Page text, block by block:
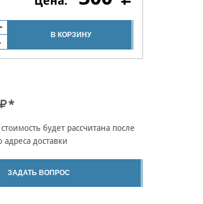
В КОРЗИНУ
*
будет рассчитана после
адреса доставки
ЗАДАТЬ ВОПРОС